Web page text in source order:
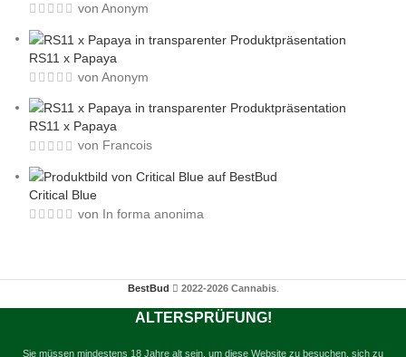
von Anonym
RS11 x Papaya
von Anonym
RS11 x Papaya
von Francois
Critical Blue
von In forma anonima
BestBud 2022-2026 Cannabis.
ALTERSPRÜFUNG!
Sie müssen mindestens 18 Jahre alt sein, um diese Website zu besuchen, sich zu